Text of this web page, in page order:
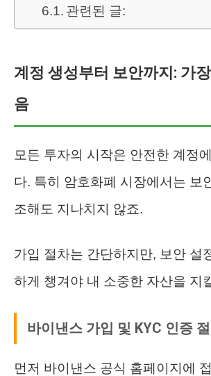
관련된 글:
계정 생성부터 보안까지: 가
음
모든 투자의 시작은 안전한 계정
다. 특히 암호화폐 시장에서는 보
조해도 지나치지 않죠.
가입 절차는 간단하지만, 보안 설
하게 챙겨야 내 소중한 자산을 지
바이낸스 가입 및 KYC 인증
먼저 바이낸스 공식 홈페이지에